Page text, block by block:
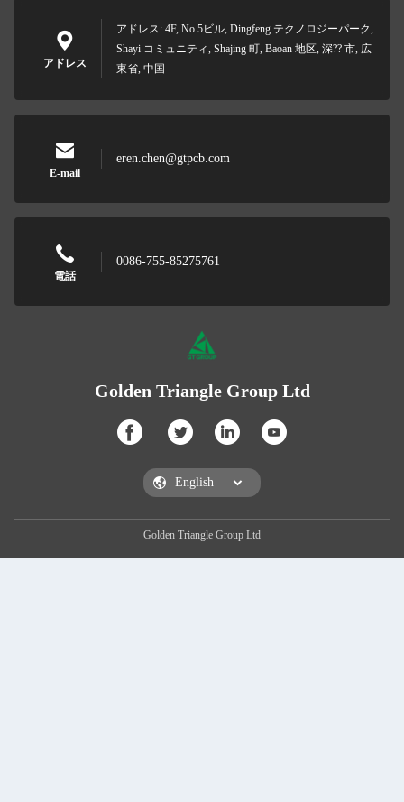
アドレス
アドレス: 4F, No.5ビル, Dingfeng テクノロジーパーク,
Shayi コミュニティ, Shajing 町, Baoan 地区, 深?? 市, 広
東省, 中国
E-mail
eren.chen@gtpcb.com
電話
0086-755-85275761
Golden Triangle Group Ltd
Golden Triangle Group Ltd